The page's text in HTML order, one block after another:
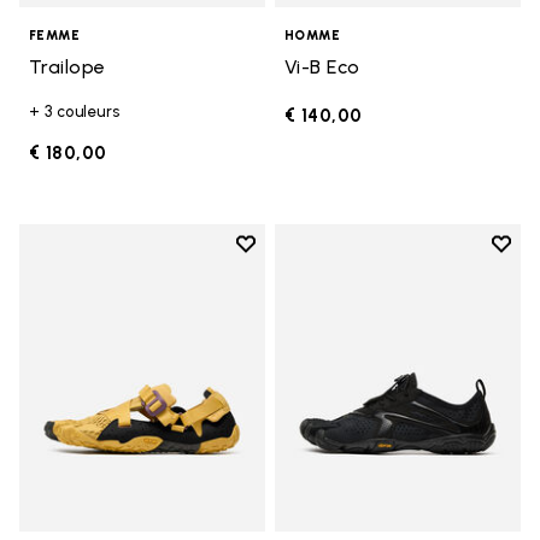
FEMME
Trailope
+ 3 couleurs
€ 180,00
HOMME
Vi-B Eco
€ 140,00
Add to wishlist
Add